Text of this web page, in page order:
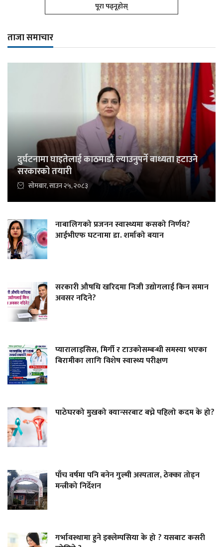
पूरा पढ्नूहोस्
ताजा समाचार
दुर्घटनामा घाइतेलाई काठमाडौं ल्याउनुपर्ने बाध्यता हटाउने
सरकारको तयारी
सोमबार, साउन २५, २०८३
नाबालिगको प्रजनन स्वास्थ्यमा कसको निर्णय?
आईभीएफ घटनामा डा. शर्माको बयान
सरकारी औषधि खरिदमा निजी उद्योगलाई किन समान
अवसर नदिने?
प्यारालाइसिस, मिर्गी र टाउकोसम्बन्धी समस्या भएका
बिरामीका लागि विशेष स्वास्थ्य परीक्षण
पाठेघरको मुखको क्यान्सरबाट बच्ने पहिलो कदम के हो?
पाँच वर्षमा पनि बनेन गुल्मी अस्पताल, ठेक्का तोड्न
मन्त्रीको निर्देशन
गर्भावस्थामा हुने इक्लेम्पसिया के हो ? यसबाट कसरी